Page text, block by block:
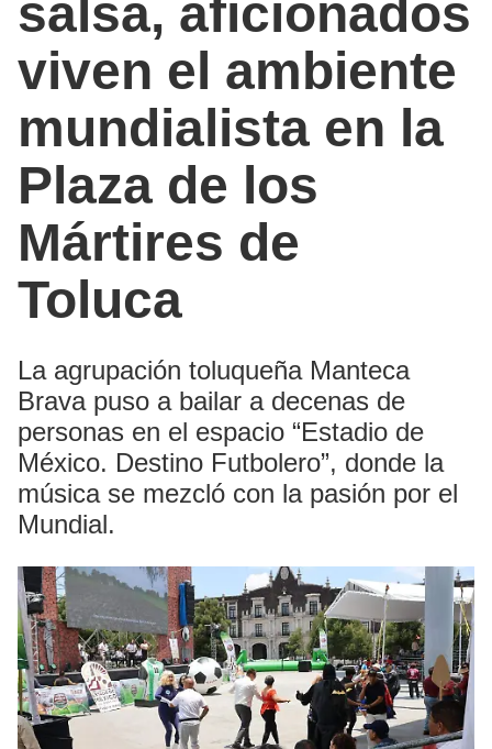
salsa, aficionados
viven el ambiente
mundialista en la
Plaza de los
Mártires de
Toluca
La agrupación toluqueña Manteca
Brava puso a bailar a decenas de
personas en el espacio “Estadio de
México. Destino Futbolero”, donde la
música se mezcló con la pasión por el
Mundial.